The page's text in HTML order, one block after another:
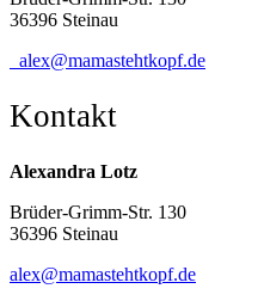
36396 Steinau
alex@mamastehtkopf.de
Kontakt
Alexandra Lotz
Brüder-Grimm-Str. 130
36396 Steinau
alex@mamastehtkopf.de